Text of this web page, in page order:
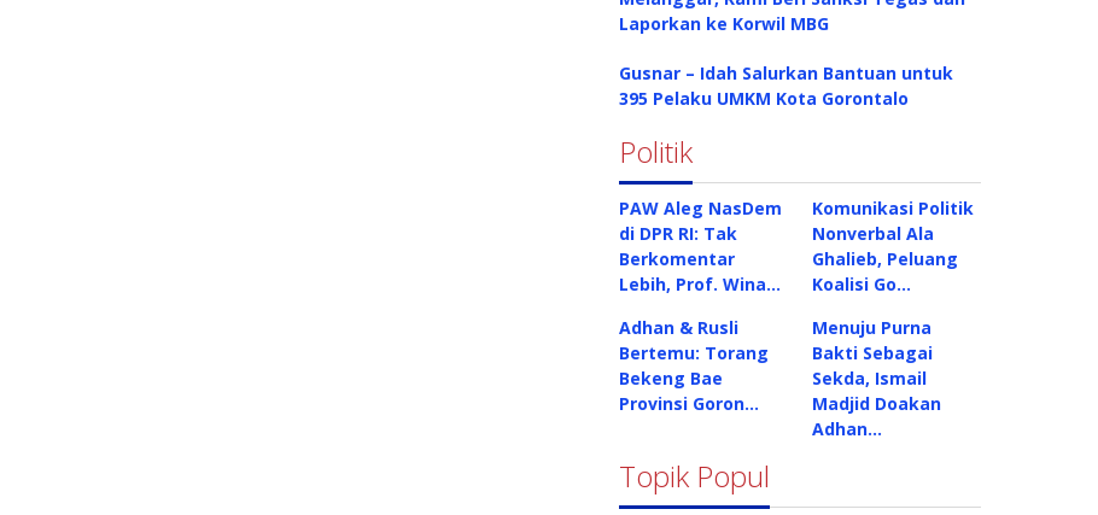
Laporkan ke Korwil MBG
Gusnar – Idah Salurkan Bantuan untuk
395 Pelaku UMKM Kota Gorontalo
Politik
PAW Aleg NasDem
di DPR RI: Tak
Berkomentar
Lebih, Prof. Wina…
Komunikasi Politik
Nonverbal Ala
Ghalieb, Peluang
Koalisi Go…
Adhan & Rusli
Bertemu: Torang
Bekeng Bae
Provinsi Goron…
Menuju Purna
Bakti Sebagai
Sekda, Ismail
Madjid Doakan
Adhan…
Topik Popul